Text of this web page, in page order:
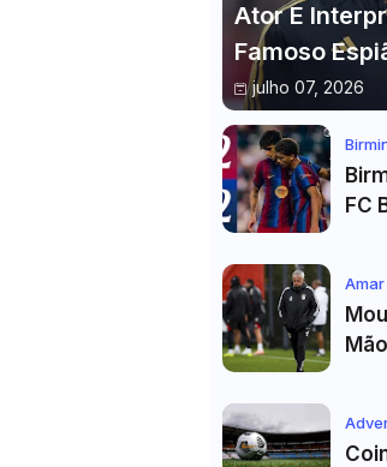
Ator E
Famoso
julho 07, 2026
FC